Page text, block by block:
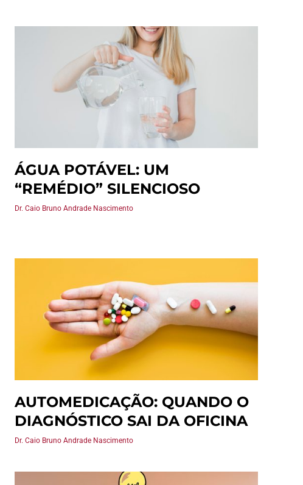
ÁGUA POTÁVEL: UM
“REMÉDIO” SILENCIOSO
Dr. Caio Bruno Andrade Nascimento
AUTOMEDICAÇÃO: QUANDO O
DIAGNÓSTICO SAI DA OFICINA
Dr. Caio Bruno Andrade Nascimento